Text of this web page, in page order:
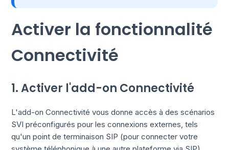
Activer la fonctionnalité
Connectivité
1. Activer l'add-on Connectivité
L'add-on Connectivité vous donne accès à des scénarios
SVI préconfigurés pour les connexions externes, tels
qu'un point de terminaison SIP (pour connecter votre